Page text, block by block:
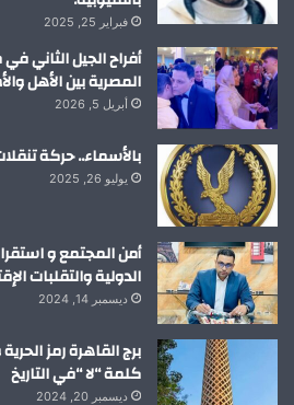
فبراير 25, 2025
أفراح الجيل الثاني
المصرية بين الأهل
أبريل 5, 2026
بالأسماء.. حركة تنقلات
يوليو 26, 2025
أمن المجتمع و
الدولية والتقلبات
ديسمبر 14, 2024
برج القاهرة رمز
كلمة “لا “في التاريخ
ديسمبر 20, 2024